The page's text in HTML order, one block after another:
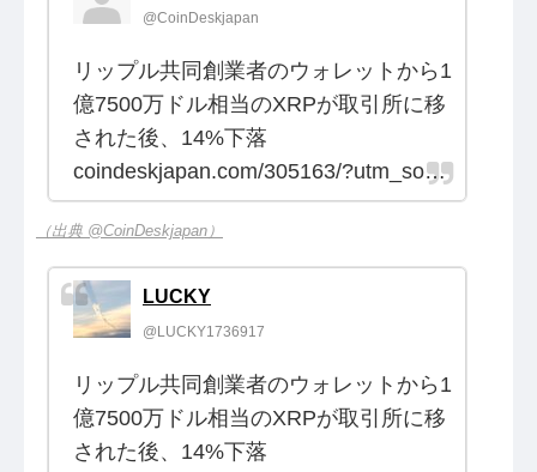
@CoinDeskjapan
リップル共同創業者のウォレットから1
億7500万ドル相当のXRPが取引所に移
された後、14%下落
coindeskjapan.com/305163/?utm_so…
（出典 @CoinDeskjapan）
LUCKY
@LUCKY1736917
リップル共同創業者のウォレットから1
億7500万ドル相当のXRPが取引所に移
された後、14%下落